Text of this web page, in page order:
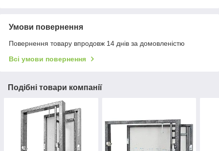
Умови повернення
Повернення товару впродовж 14 днів за домовленістю
Всі умови повернення
Подібні товари компанії